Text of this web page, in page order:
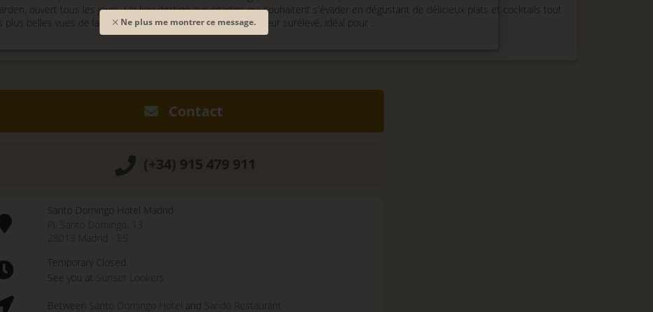
ouvert tous les jours. Un lieu destiné aux citadins qui souhaitent s'évader en dégustant de délicieux plats et cocktails tout
plus belles vues de la capitale. Il dispose d'un espace extérieur surélevé, idéal pour ...
Contact
(+34) 915 479 911
Santo Domingo Hotel Madrid
Pl. Santo Domingo, 13
28013
Madrid
Temporary Closed
See you at
Sunset Lookers
Between Santo Domingo Hotel and Sandó Restaurant
Ne plus me montrer ce message.